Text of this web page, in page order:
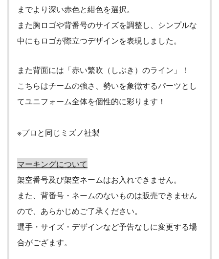
までより深い赤色と紺色を選択。
また胸ロゴや背番号のサイズを調整し、シンプルな
中にもロゴが際立つデザインを表現しました。
また背面には「赤い繁吹（しぶき）のライン」！
こちらはチームの強さ、勢いを象徴するパーツとし
てユニフォーム全体を個性的に彩ります！
※プロと同じミズノ社製
マーキングについて
架空番号及び架空ネームはお入れできません。
また、背番号・ネームのないものは販売できません
ので、あらかじめご了承ください。
選手・サイズ・デザインなど予告なしに変更する場
合がござます。